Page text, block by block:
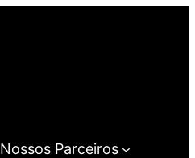
Nossos Parceiros